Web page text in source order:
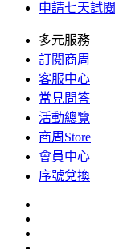
申請七天試閱
多元服務
訂閱商周
客服中心
常見問答
活動總覽
商周Store
會員中心
序號兌換